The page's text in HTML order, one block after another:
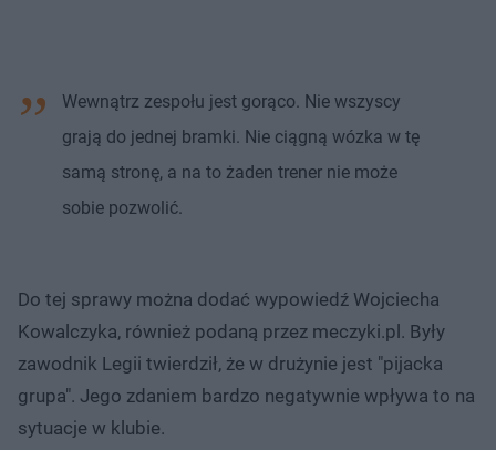
Wewnątrz zespołu jest gorąco. Nie wszyscy
grają do jednej bramki. Nie ciągną wózka w tę
samą stronę, a na to żaden trener nie może
sobie pozwolić.
Do tej sprawy można dodać wypowiedź Wojciecha
Kowalczyka, również podaną przez meczyki.pl. Były
zawodnik Legii twierdził, że w drużynie jest "pijacka
grupa". Jego zdaniem bardzo negatywnie wpływa to na
sytuacje w klubie.